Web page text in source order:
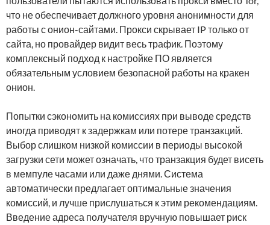
что не обеспечивает должного уровня анонимности для
работы с онион-сайтами. Прокси скрывает IP только от
сайта, но провайдер видит весь трафик. Поэтому
комплексный подход к настройке ПО является
обязательным условием безопасной работы на кракен
онион.
Попытки сэкономить на комиссиях при выводе средств
иногда приводят к задержкам или потере транзакций.
Выбор слишком низкой комиссии в периоды высокой
загрузки сети может означать, что транзакция будет висеть
в мемпуле часами или даже днями. Система
автоматически предлагает оптимальные значения
комиссий, и лучше прислушаться к этим рекомендациям.
Введение адреса получателя вручную повышает риск